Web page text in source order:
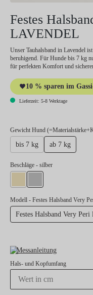
Festes
LAVENDEL
Unser Tauhalsband in Lavendel
beruhigend. Für Hunde bis 7 kg
für perfekten Komfort und
10 % sparen im
Lieferzeit: 5-8 Werktage
Gewicht Hund
bis 7 kg ab 7 kg
Beschlägeauswählen
- silber
Modell - Festes Halsband Very
Festes Halsband Very
Messanleitung
Hals- und Kopfumfang